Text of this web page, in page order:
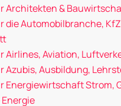
Architekten &
die Automobilbranche,
Airlines, Aviation,
Azubis, Ausbildung,
Energiewirtschaft Strom,